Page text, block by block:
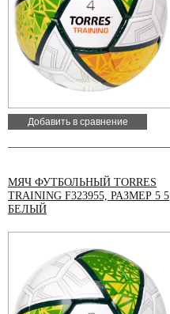
Добавить в сравнение
МЯЧ ФУТБОЛЬНЫЙ TORRES
TRAINING F323955, РАЗМЕР 5 5
БЕЛЫЙ